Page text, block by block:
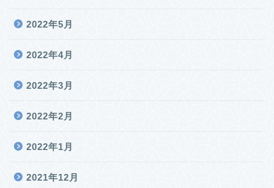
2022年5月
2022年4月
2022年3月
2022年2月
2022年1月
2021年12月